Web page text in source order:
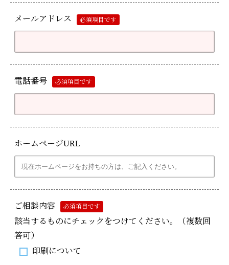
メールアドレス 必須項目です
電話番号 必須項目です
ホームページURL
ご相談内容 必須項目です
該当するものにチェックをつけてください。（複数回
答可）
印刷について